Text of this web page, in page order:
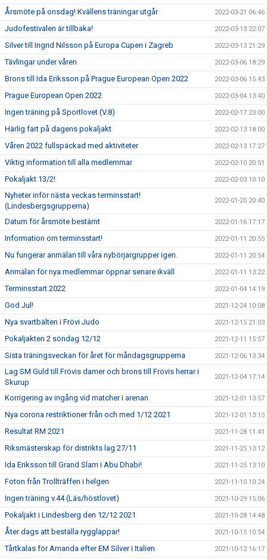
Årsmöte på onsdag! Kvällens träningar utgår 2022-03-21 06:46
Judofestivalen är tillbaka! 2022-03-13 22:07
Silver till Ingrid Nilsson på Europa Cupen i Zagreb 2022-03-13 21:29
Tävlingar under våren 2022-03-06 18:29
Brons till Ida Eriksson på Prague European Open 2022 2022-03-06 15:43
Prague European Open 2022 2022-03-04 13:40
Ingen träning på Sportlovet (V.8) 2022-02-17 23:00
Härlig fart på dagens pokaljakt 2022-02-13 18:00
Våren 2022 fullspäckad med aktiviteter 2022-02-13 17:27
Viktig information till alla medlemmar 2022-02-10 20:51
Pokaljakt 13/2! 2022-02-03 10:10
Nyheter inför nästa veckas terminsstart!
(Lindesbergsgrupperna)
2022-01-20 20:40
Datum för årsmöte bestämt 2022-01-16 17:17
Information om terminsstart! 2022-01-11 20:55
Nu fungerar anmälan till våra nybörjargrupper igen. 2022-01-11 20:54
Anmälan för nya medlemmar öppnar senare ikväll 2022-01-11 13:22
Terminsstart 2022 2022-01-04 14:19
God Jul! 2021-12-24 10:08
Nya svartbälten i Frövi Judo 2021-12-15 21:03
Pokaljakten 2 söndag 12/12 2021-12-11 15:57
Sista träningsveckan för året för måndagsgrupperna 2021-12-06 13:34
Lag SM Guld till Frövis damer och brons till Frövis herrar i
Skurup
2021-12-04 17:14
Korrigering av ingång vid matcher i arenan 2021-12-01 13:57
Nya corona restriktioner från och med 1/12 2021 2021-12-01 13:15
Resultat RM 2021 2021-11-28 11:41
Riksmästerskap för distrikts lag 27/11 2021-11-25 13:12
Ida Eriksson till Grand Slam i Abu Dhabi! 2021-11-25 13:10
Foton från Trollträffen i helgen 2021-11-10 10:24
Ingen träning v.44 (Läs/höstlovet) 2021-10-29 15:06
Pokaljakt i Lindesberg den 12/12 2021 2021-10-28 14:48
Åter dags att beställa rygglappar! 2021-10-15 10:54
Tårtkalas för Amanda efter EM Silver i Italien 2021-10-12 16:17